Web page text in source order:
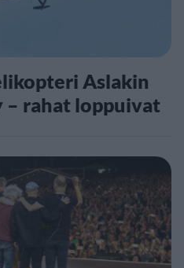
Aslakin
rahat loppuivat